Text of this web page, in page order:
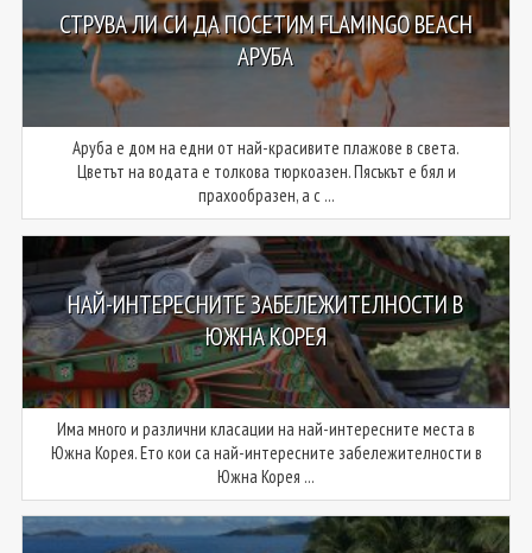
СТРУВА ЛИ СИ ДА ПОСЕТИМ FLAMINGO BEACH
АРУБА
Аруба е дом на едни от най-красивите плажове в света.
Цветът на водата е толкова тюркоазен. Пясъкът е бял и
прахообразен, а с ...
НАЙ-ИНТЕРЕСНИТЕ ЗАБЕЛЕЖИТЕЛНОСТИ В
ЮЖНА КОРЕЯ
Има много и различни класации на най-интересните места в
Южна Корея. Ето кои са най-интересните забележителности в
Южна Корея ...